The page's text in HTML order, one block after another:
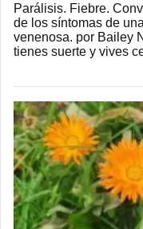
Parálisis. Fiebre.
de los síntomas de
venenosa. por Bailey
tienes suerte y vives